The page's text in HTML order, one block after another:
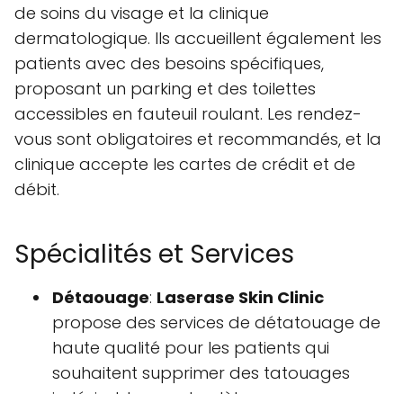
de soins du visage et la clinique
dermatologique. Ils accueillent également les
patients avec des besoins spécifiques,
proposant un parking et des toilettes
accessibles en fauteuil roulant. Les rendez-
vous sont obligatoires et recommandés, et la
clinique accepte les cartes de crédit et de
débit.
Spécialités et Services
Détaouage: Laserase Skin Clinic
propose des services de détatouage de
haute qualité pour les patients qui
souhaitent supprimer des tatouages